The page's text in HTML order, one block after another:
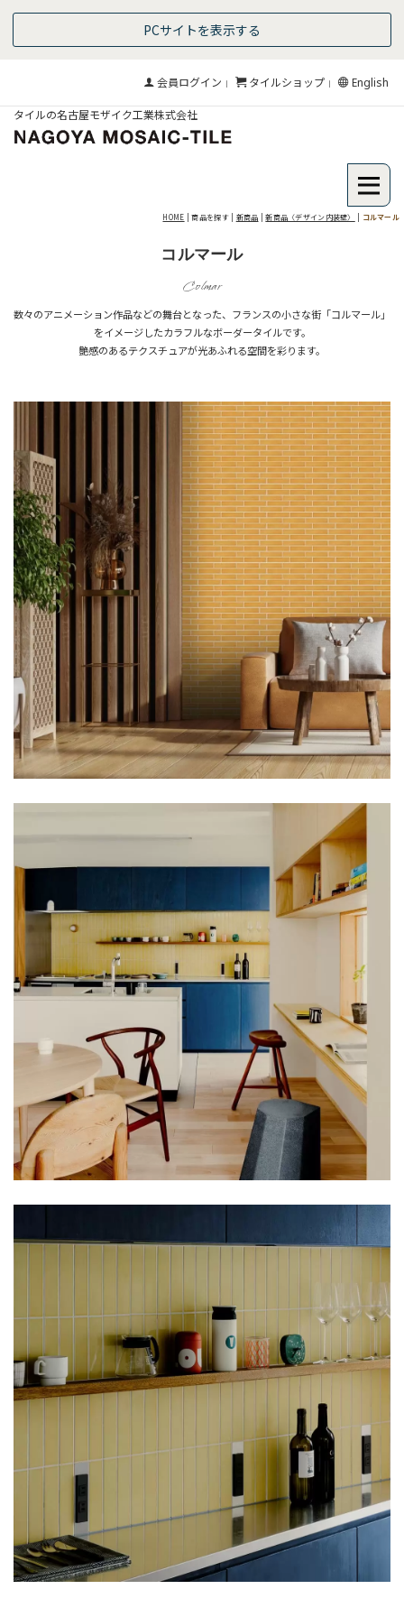
PCサイトを表示する
会員ログイン タイルショップ English
タイルの名古屋モザイク工業株式会社
HOME | 商品を探す | 新商品 |新商品〈デザイン内装壁〉 コルマール
コルマール
Colmar
数々のアニメーション作品などの舞台となった、フランスの小さな街「コルマール」
をイメージしたカラフルなボーダータイルです。
艶感のあるテクスチュアが光あふれる空間を彩ります。